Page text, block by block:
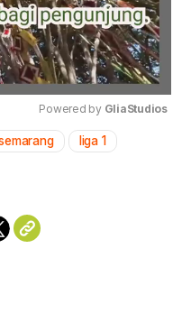
Mute
Powered by GliaStudios
liga 1